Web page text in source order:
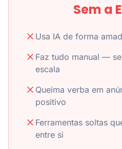
Sem a
Usa IA de forma
Faz tudo manual —
escala
Queima verba em
positivo
Ferramentas soltas
entre si